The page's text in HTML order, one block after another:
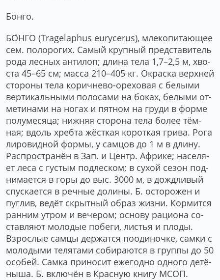
Бонго.
БО́НГО (Tragelaphus eurycerus), мле­ко­пи­таю­щее
сем. по­ло­ро­гих. Са­мый круп­ный пред­ста­ви­тель
ро­да лес­ных ан­ти­лоп; дли­на те­ла 1,7–2,5 м, хво­
ста 45–65 см; мас­са 210–405 кг. Ок­ра­ска верх­ней
сто­ро­ны те­ла ко­рич­не­во-оре­хо­вая с бе­лы­ми
вер­ти­каль­ны­ми по­ло­са­ми на бо­ках, бе­лы­ми от­
ме­ти­на­ми на но­гах и пят­ном на гру­ди в фор­ме
по­лу­ме­ся­ца; ниж­няя сто­ро­на те­ла бо­лее тём­
ная; вдоль хреб­та жё­ст­кая ко­рот­кая гри­ва. Ро­га
ли­ро­вид­ной фор­мы, у сам­цов до 1 м в дли­ну.
Рас­про­стра­нён в Зап. и Центр. Аф­ри­ке; на­се­ля­
ет ле­са с гус­тым под­лес­ком; в су­хой се­зон под­
ни­ма­ет­ся в го­ры до выс. 3000 м, в дожд­ли­вый
спус­ка­ет­ся в реч­ные до­ли­ны. Б. ос­то­ро­жен и
пуг­лив, ве­дёт скрыт­ный об­раз жиз­ни. Кор­мит­ся
ран­ним ут­ром и ве­че­ром; ос­но­ву ра­цио­на со­
став­ля­ют мо­ло­дые по­бе­ги, ли­стья и пло­ды.
Взрос­лые сам­цы дер­жат­ся по­оди­ноч­ке, сам­ки с
мо­ло­ды­ми те­ля­та­ми со­би­ра­ют­ся в груп­пы до 50
осо­бей. Сам­ка при­но­сит еже­год­но од­но­го де­тё­
ны­ша. Б. вклю­чён в Крас­ную кни­гу МСОП.